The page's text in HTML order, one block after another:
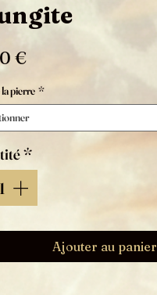
€Prix
pierre *
*
Ajouter au panier